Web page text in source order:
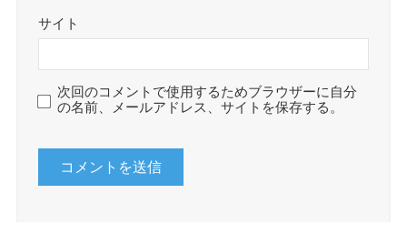
サイト
次回のコメントで使用するためブラウザーに自分
の名前、メールアドレス、サイトを保存する。